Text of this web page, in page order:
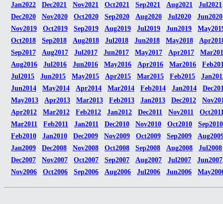
Jan2022
Dec2021 Nov2021 Oct2021 Sep2021 Aug2021
Jul2021
Dec2020
Nov2020 Oct2020 Sep2020 Aug2020 Jul2020
Jun2020
Nov2019
Oct2019 Sep2019 Aug2019 Jul2019 Jun2019
Oct2018
Sep2018 Aug2018 Jul2018 Jun2018 May2018
Sep2017
Aug2017 Jul2017 Jun2017 May2017 Apr2017
Aug2016
Jul2016 Jun2016 May2016 Apr2016 Mar2016
Jul2015
Jun2015 May2015 Apr2015 Mar2015 Feb2015
Jun2014
May2014 Apr2014 Mar2014 Feb2014 Jan2014
May2013
Apr2013 Mar2013 Feb2013 Jan2013 Dec2012
Apr2012
Mar2012 Feb2012 Jan2012 Dec2011 Nov2011
Mar2011
Feb2011 Jan2011 Dec2010 Nov2010 Oct2010
Sep2010
Feb2010
Jan2010 Dec2009 Nov2009 Oct2009 Sep2009
Jan2009
Dec2008 Nov2008 Oct2008 Sep2008 Aug2008
Jul2008
Dec2007
Nov2007 Oct2007 Sep2007 Aug2007 Jul2007
Jun2007
Nov2006
Oct2006 Sep2006 Aug2006 Jul2006 Jun2006